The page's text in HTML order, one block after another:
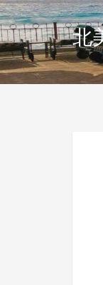
北